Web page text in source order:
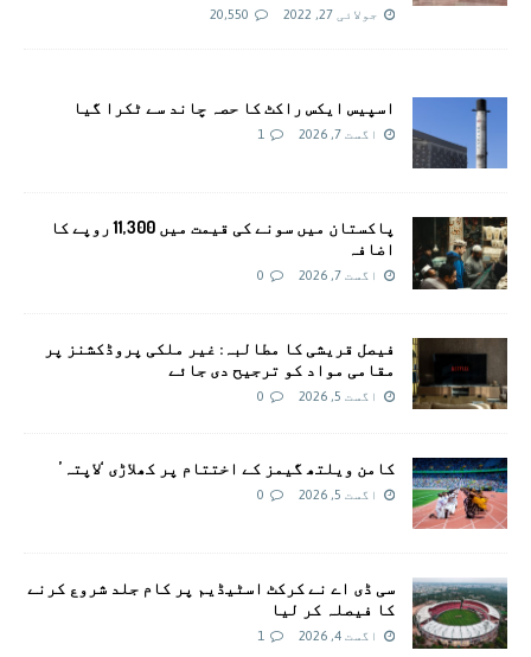
جولائی 27, 2022 20,550
اسپیس ایکس راکٹ کا حصہ چاند سے ٹکرا گیا
اگست 7, 2026 1
پاکستان میں سونے کی قیمت میں 11,300 روپے کا
اضافہ
اگست 7, 2026 0
فیصل قریشی کا مطالبہ: غیر ملکی پروڈکشنز پر
مقامی مواد کو ترجیح دی جائے
اگست 5, 2026 0
کامن ویلتھ گیمز کے اختتام پر کھلاڑی ‘لاپتہ’
اگست 5, 2026 0
سی ڈی اے نے کرکٹ اسٹیڈیم پر کام جلد شروع کرنے
کا فیصلہ کر لیا
اگست 4, 2026 1